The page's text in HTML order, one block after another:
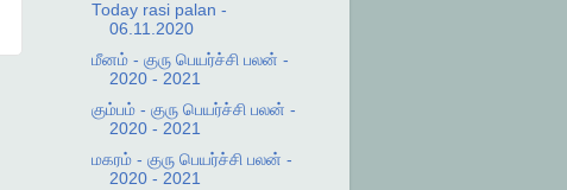
Today rasi palan -
06.11.2020
மீனம் - குரு பெயர்ச்சி பலன் -
2020 - 2021
கும்பம் - குரு பெயர்ச்சி பலன் -
2020 - 2021
மகரம் - குரு பெயர்ச்சி பலன் -
2020 - 2021